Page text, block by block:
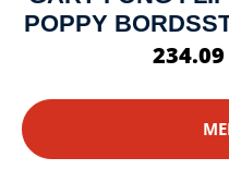
POPPY
234.09